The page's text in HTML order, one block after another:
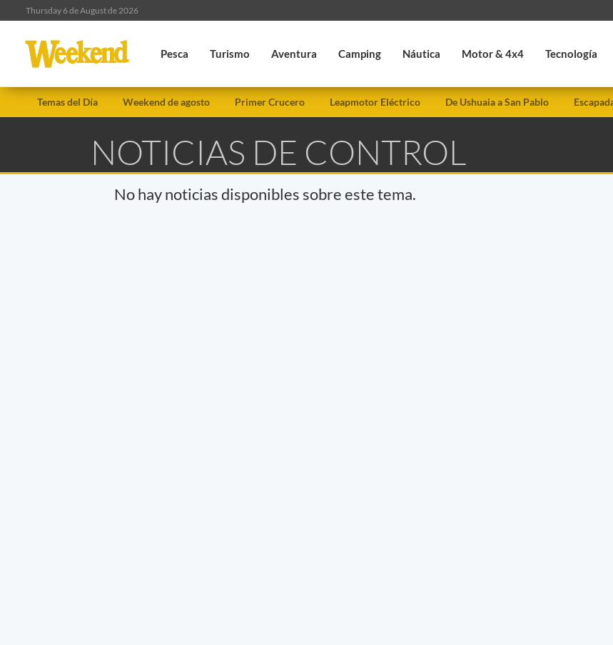
Thursday 6 de August de 2026
Pesca Turismo Aventura Camping Náutica Motor & 4x4 Tecnología
Temas del Día Weekend de agosto Primer Crucero Leapmotor Eléctrico De Ushuaia a San Pablo
NOTICIAS DE CONTROL
No hay noticias disponibles sobre este tema.